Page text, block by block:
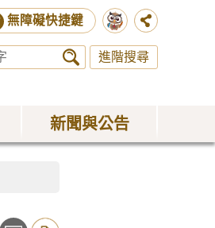
無障礙快捷鍵
進階搜尋
新聞與公告